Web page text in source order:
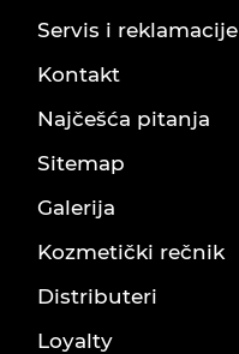
Servis i reklamacije
Kontakt
Najčešća pitanja
Sitemap
Galerija
Kozmetički rečnik
Distributeri
Loyalty